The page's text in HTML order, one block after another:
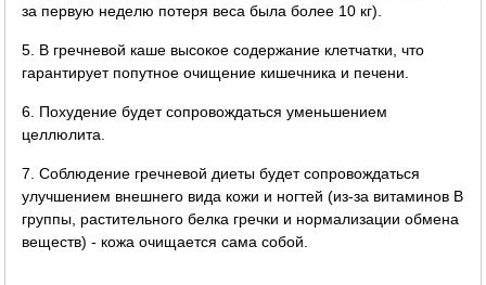
за первую неделю потеря веса была более 10 кг).
5. В гречневой каше высокое содержание клетчатки, что
гарантирует попутное очищение кишечника и печени.
6. Похудение будет сопровождаться уменьшением
целлюлита.
7. Соблюдение гречневой диеты будет сопровождаться
улучшением внешнего вида кожи и ногтей (из-за витаминов B
группы, растительного белка гречки и нормализации обмена
веществ) - кожа очищается сама собой.